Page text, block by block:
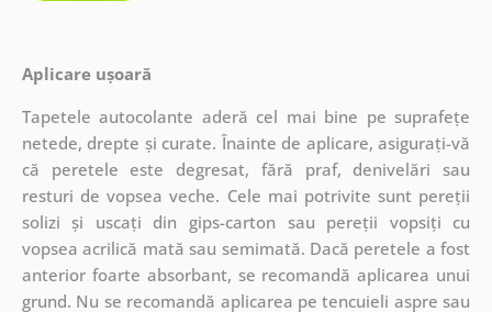
Aplicare ușoară
Tapetele autocolante aderă cel mai bine pe suprafețe
netede, drepte și curate. Înainte de aplicare, asigurați-vă
că peretele este degresat, fără praf, denivelări sau
resturi de vopsea veche. Cele mai potrivite sunt pereții
solizi și uscați din gips-carton sau pereții vopsiți cu
vopsea acrilică mată sau semimată. Dacă peretele a fost
anterior foarte absorbant, se recomandă aplicarea unui
grund. Nu se recomandă aplicarea pe tencuieli aspre sau